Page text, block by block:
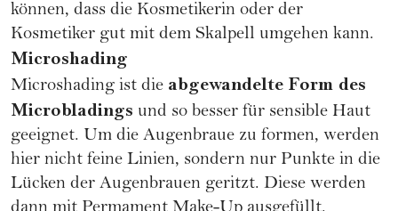
können, dass die Kosmetikerin oder der
Kosmetiker gut mit dem Skalpell umgehen kann.
Microshading
Microshading ist die abgewandelte Form des
Microbladings und so besser für sensible Haut
geeignet. Um die Augenbraue zu formen, werden
hier nicht feine Linien, sondern nur Punkte in die
Lücken der Augenbrauen geritzt. Diese werden